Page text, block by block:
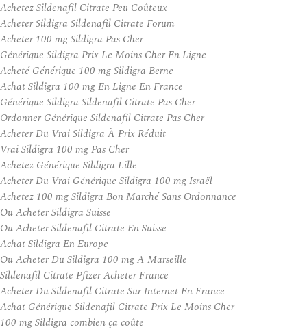
Achetez Sildenafil Citrate Peu Coûteux
Acheter Sildigra Sildenafil Citrate Forum
Acheter 100 mg Sildigra Pas Cher
Générique Sildigra Prix Le Moins Cher En Ligne
Acheté Générique 100 mg Sildigra Berne
Achat Sildigra 100 mg En Ligne En France
Générique Sildigra Sildenafil Citrate Pas Cher
Ordonner Générique Sildenafil Citrate Pas Cher
Acheter Du Vrai Sildigra À Prix Réduit
Vrai Sildigra 100 mg Pas Cher
Achetez Générique Sildigra Lille
Acheter Du Vrai Générique Sildigra 100 mg Israël
Achetez 100 mg Sildigra Bon Marché Sans Ordonnance
Ou Acheter Sildigra Suisse
Ou Acheter Sildenafil Citrate En Suisse
Achat Sildigra En Europe
Ou Acheter Du Sildigra 100 mg A Marseille
Sildenafil Citrate Pfizer Acheter France
Acheter Du Sildenafil Citrate Sur Internet En France
Achat Générique Sildenafil Citrate Prix Le Moins Cher
100 mg Sildigra combien ça coûte